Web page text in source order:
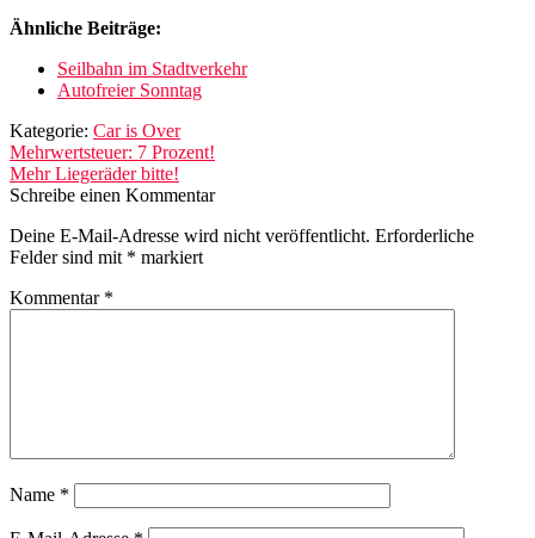
Ähnliche Beiträge:
Seilbahn im Stadtverkehr
Autofreier Sonntag
Kategorie: Car is Over
Beitragsnavigation
Vorheriger
Beitrag:
Mehrwertsteuer: 7 Prozent!
Nächster
Beitrag:
Mehr Liegeräder bitte!
Schreibe einen Kommentar
Deine E-Mail-Adresse wird nicht veröffentlicht. Erforderliche
Felder sind mit * markiert
Kommentar *
Name *